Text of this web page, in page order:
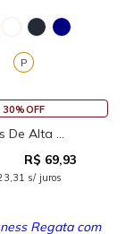
P
30%OFF
De Alta ...
R$ 69,93
s/ juros